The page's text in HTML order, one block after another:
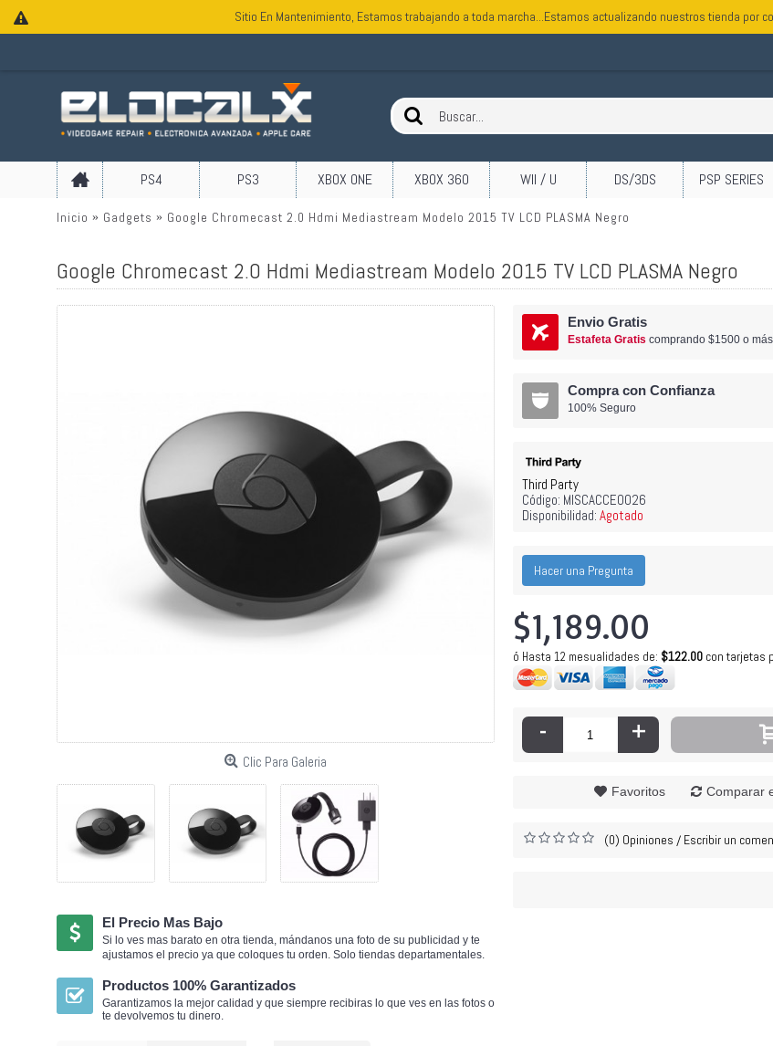
Sitio En Mantenimiento, Estamos trabajando a toda marcha...Estamos actualizando nuestros tienda por
PS4 PS3 XBOX ONE XBOX 360 WII / U DS/3DS PSP SERIES
Inicio Gadgets Google Chromecast 2.0 Hdmi Mediastream Modelo 2015 TV LCD PLASMA Negro
Google Chromecast 2.0 Hdmi Mediastream Modelo 2015 TV LCD PLASMA Negro
Clic Para Galeria
El Precio Mas Bajo
Si lo ves mas barato en otra tienda, mándanos una foto de su publicidad y te
ajustamos el precio ya que coloques tu orden. Solo tiendas departamentales.
Productos 100% Garantizados
Garantizamos la mejor calidad y que siempre recibiras lo que ves en las fotos o
te devolvemos tu dinero.
Envio Gratis
Estafeta Gratis comprando $1500 o más
Compra con Confianza
100% Seguro
Third Party
Código: MISCACCE0026
Disponibilidad: Agotado
Hacer una Pregunta
$1,189.00
ó Hasta 12 mesualidades de: $122.00 con tarjetas
- +
Favoritos Comparar
(0) Opiniones / Escribir un